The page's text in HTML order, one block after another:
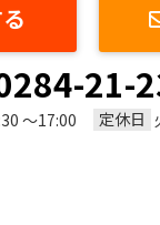
21-
～17:00 定休日